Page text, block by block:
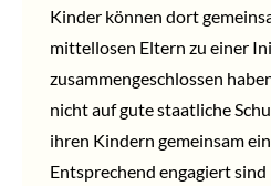
Kinder können dort
mittellosen Eltern zu einer
zusammengeschlossen
nicht auf gute staatliche
ihren Kindern gemeinsam
Entsprechend engagiert